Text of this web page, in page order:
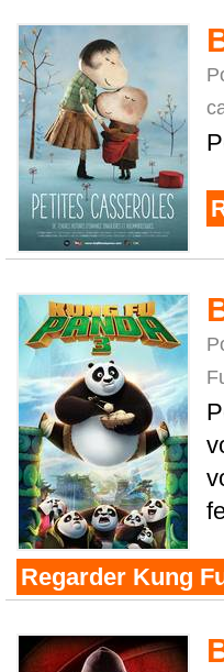
Regarder Kung